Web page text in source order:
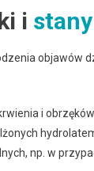
i
objawów
i
np. w